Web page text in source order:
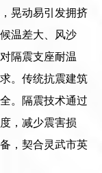
晃动易引发拥挤
温差大、风沙
隔震支座耐温
。传统抗震建筑
。隔震技术通过
，减少震害损
，契合灵武市英